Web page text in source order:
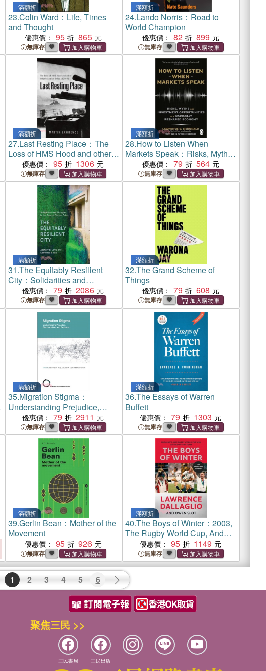
滿額折
23.Colin Ward：Life, Times
and Thought
優惠價： 95 865
無庫存
滿額折
24.Lando Norris：Road to
World Champion
優惠價： 82 899
無庫存
滿額折
27.Last Resting Place：The
Loss of HMS Hood and other
British Capital Ships 1939–45
優惠價： 95 1306
無庫存
滿額折
28.How to Listen When
Markets Speak：Risks, Myths
and Investment Opportunities
in a Radically Reshaped
Economy
優惠價： 79 564
無庫存
滿額折
31.The Equitably Resilient
City：Solidarities and
Struggles in the Face of
Climate Crisis
優惠價： 79 2086
無庫存
滿額折
32.The Grand Scheme of
Things
優惠價： 79 608
無庫存
滿額折
35.Migration Stigma：
Understanding Prejudice,
Discrimination, and Exclusion
優惠價： 79 2911
無庫存
滿額折
36.The Essays of Warren
Buffett
優惠價： 79 1303
無庫存
滿額折
39.Gerlin Bean：Mother of the
Movement
優惠價： 95 926
無庫存
滿額折
40.The Boys of Winter：2003,
The Rugby World Cup, And
Everything After
優惠價： 95 1149
無庫存
1 2 3 4 5 6
聚焦三民 >>
三民書局 三民出版